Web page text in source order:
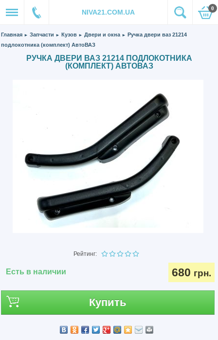
NIVA21.COM.UA 0
Главная ► Запчасти ► Кузов ► Двери и окна ► Ручка двери ваз 21214
подлокотника (комплект) АвтоВАЗ
РУЧКА ДВЕРИ ВАЗ 21214 ПОДЛОКОТНИКА
(КОМПЛЕКТ) АВТОВАЗ
Рейтинг:
Есть в наличии 680 грн.
Купить